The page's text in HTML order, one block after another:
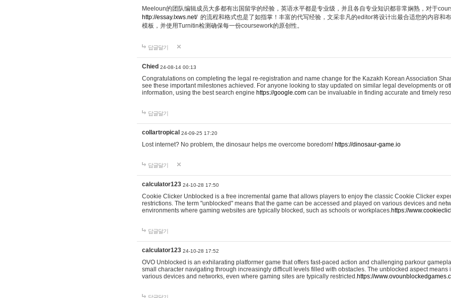
Meeloun的团队编辑成员大多都有出国留学的经验，英语水平都是专业级，并且各自专业知识都非常娴熟，对于
http://essay.lxws.net/的流程和格式也是了如指掌！丰富的代写经验，文采非凡的editor将设计出最合适您的内容和
模板，并使用Turnitin检测确保每一份coursework的原创性。
답글달기
Chied 24-08-14 00:13
Congratulations on completing the legal re-registration and name change for the Kazakh Korean Association
see these important milestones achieved. For anyone looking to stay updated on similar legal developments or
information, using the best search engine https://google.com can be invaluable in finding accurate and timely
답글달기
collartropical 24-09-25 17:20
Lost internet? No problem, the dinosaur helps me overcome boredom! https://dinosaur-game.io
답글달기
calculator123 24-10-28 17:50
Cookie Clicker Unblocked is a free incremental game that allows players to enjoy the classic Cookie Clicker
restrictions. The term "unblocked" means that the game can be accessed and played on various devices and
environments where gaming websites are typically blocked, such as schools or workplaces. https://
답글달기
calculator123 24-10-28 17:52
OVO Unblocked is an exhilarating platformer game that offers fast-paced action and challenging parkour
small character navigating through increasingly difficult levels filled with obstacles. The unblocked aspect means
various devices and networks, even where gaming sites are typically restricted. https://
답글달기